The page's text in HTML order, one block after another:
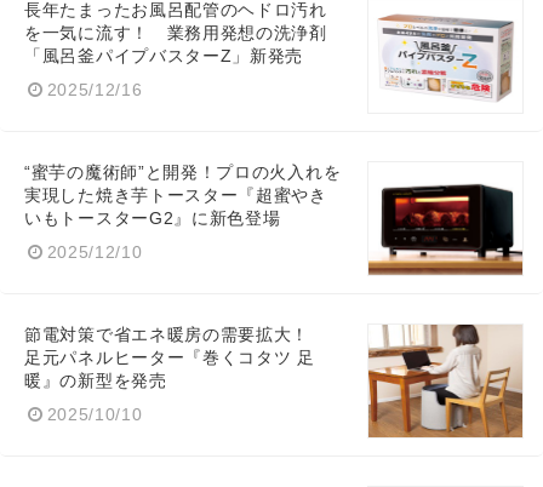
長年たまったお風呂配管のヘドロ汚れ
を一気に流す！ 業務用発想の洗浄剤
「風呂釜パイプバスターZ」新発売
2025/12/16
“蜜芋の魔術師”と開発！プロの火入れを
実現した焼き芋トースター『超蜜やき
いもトースターG2』に新色登場
2025/12/10
節電対策で省エネ暖房の需要拡大！
足元パネルヒーター『巻くコタツ 足
暖』の新型を発売
2025/10/10